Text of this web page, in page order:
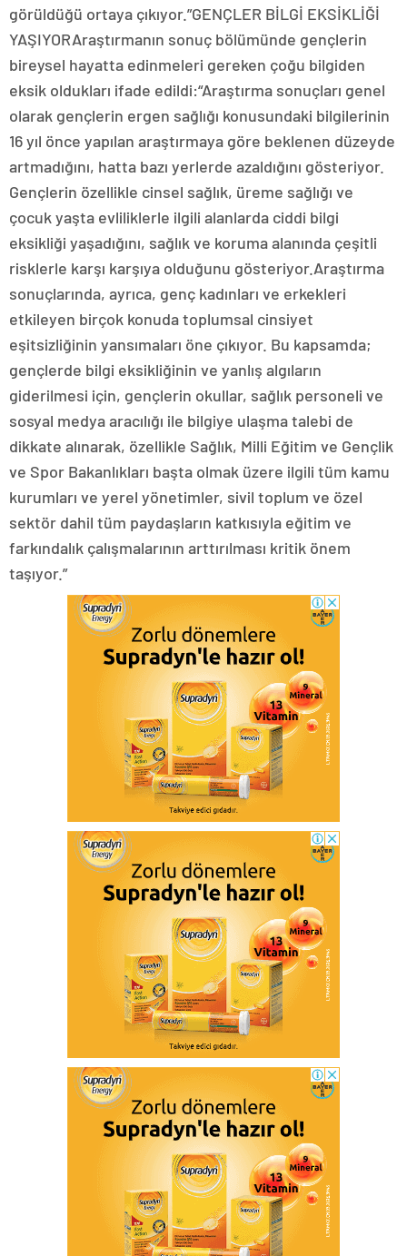
görüldüğü ortaya çıkıyor.”GENÇLER BİLGİ EKSİKLİĞİ
YAŞIYORAraştırmanın sonuç bölümünde gençlerin
bireysel hayatta edinmeleri gereken çoğu bilgiden
eksik oldukları ifade edildi:“Araştırma sonuçları genel
olarak gençlerin ergen sağlığı konusundaki bilgilerinin
16 yıl önce yapılan araştırmaya göre beklenen düzeyde
artmadığını, hatta bazı yerlerde azaldığını gösteriyor.
Gençlerin özellikle cinsel sağlık, üreme sağlığı ve
çocuk yaşta evliliklerle ilgili alanlarda ciddi bilgi
eksikliği yaşadığını, sağlık ve koruma alanında çeşitli
risklerle karşı karşıya olduğunu gösteriyor.Araştırma
sonuçlarında, ayrıca, genç kadınları ve erkekleri
etkileyen birçok konuda toplumsal cinsiyet
eşitsizliğinin yansımaları öne çıkıyor. Bu kapsamda;
gençlerde bilgi eksikliğinin ve yanlış algıların
giderilmesi için, gençlerin okullar, sağlık personeli ve
sosyal medya aracılığı ile bilgiye ulaşma talebi de
dikkate alınarak, özellikle Sağlık, Milli Eğitim ve Gençlik
ve Spor Bakanlıkları başta olmak üzere ilgili tüm kamu
kurumları ve yerel yönetimler, sivil toplum ve özel
sektör dahil tüm paydaşların katkısıyla eğitim ve
farkındalık çalışmalarının arttırılması kritik önem
taşıyor.”